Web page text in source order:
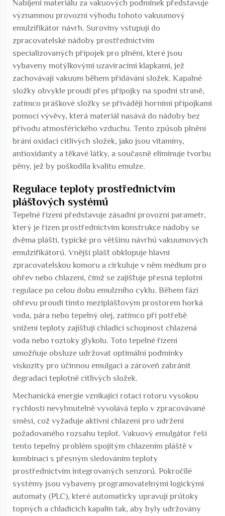
Nabíjení materiálu za vakuových podmínek představuje
významnou provozní výhodu tohoto vakuumový
emulzifikátor návrh. Suroviny vstupují do
zpracovatelské nádoby prostřednictvím
specializovaných přípojek pro plnění, které jsou
vybaveny motýlkovými uzavíracími klapkami, jež
zachovávají vakuum během přidávání složek. Kapalné
složky obvykle proudí přes přípojky na spodní straně,
zatímco práškové složky se přivádějí horními přípojkami
pomocí vývěvy, která materiál nasává do nádoby bez
přívodu atmosférického vzduchu. Tento způsob plnění
brání oxidaci citlivých složek, jako jsou vitamíny,
antioxidanty a těkavé látky, a současně eliminuje tvorbu
pěny, jež by poškodila kvalitu emulze.
Regulace teploty prostřednictvím
plášťových systémů
Tepelné řízení představuje zásadní provozní parametr,
který je řízen prostřednictvím konstrukce nádoby se
dvěma plášti, typické pro většinu návrhů vakuumových
emulzifikátorů. Vnější plášť obklopuje hlavní
zpracovatelskou komoru a cirkuluje v něm médium pro
ohřev nebo chlazení, čímž se zajišťuje přesná teplotní
regulace po celou dobu emulzního cyklu. Během fází
ohřevu proudí tímto meziplášťovým prostorem horká
voda, pára nebo tepelný olej, zatímco při potřebě
snížení teploty zajišťují chladicí schopnost chlazená
voda nebo roztoky glykolu. Toto tepelné řízení
umožňuje obsluze udržovat optimální podmínky
viskozity pro účinnou emulgaci a zároveň zabránit
degradaci teplotně citlivých složek.
Mechanická energie vznikající rotací rotoru vysokou
rychlostí nevyhnutelně vyvolává teplo v zpracovávané
směsi, což vyžaduje aktivní chlazení pro udržení
požadovaného rozsahu teplot. Vakuový emulgátor řeší
tento tepelný problém spojitým chlazením pláště v
kombinaci s přesným sledováním teploty
prostřednictvím integrovaných senzorů. Pokročilé
systémy jsou vybaveny programovatelnými logickými
automaty (PLC), které automaticky upravují průtoky
topných a chladicích kapalin tak, aby byly udržovány